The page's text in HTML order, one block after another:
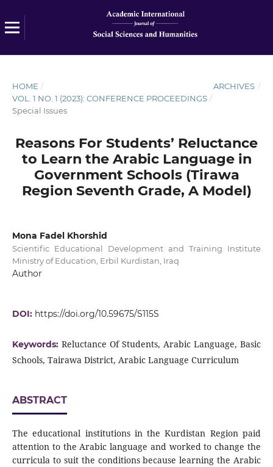
HOME / ARCHIVES /
VOL. 1 NO. 1 (2023): CONFERENCE PROCEEDINGS /
Special Issues
Reasons For Students’ Reluctance
to Learn the Arabic Language in
Government Schools (Tirawa
Region Seventh Grade, A Model)
Mona Fadel Khorshid
Scientific Educational Development and Training Institute
Ministry of Education, Erbil Kurdistan, Iraq
Author
DOI: https://doi.org/10.59675/S115S
Keywords: Reluctance Of Students, Arabic Language, Basic
Schools, Tairawa District, Arabic Language Curriculum
ABSTRACT
The educational institutions in the Kurdistan Region paid
attention to the Arabic language and worked to change the
curricula to suit the conditions because learning the Arabic